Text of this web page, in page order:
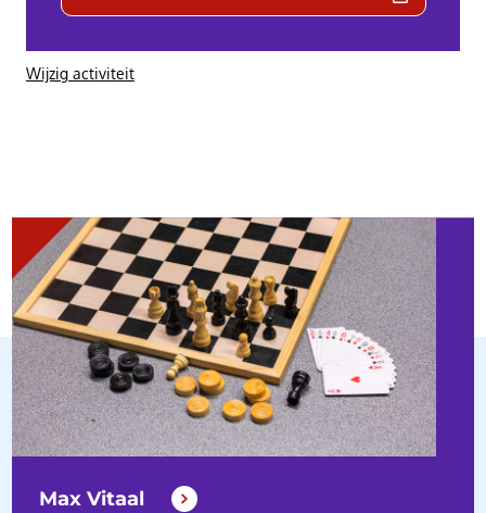
Wijzig activiteit
Max Vitaal